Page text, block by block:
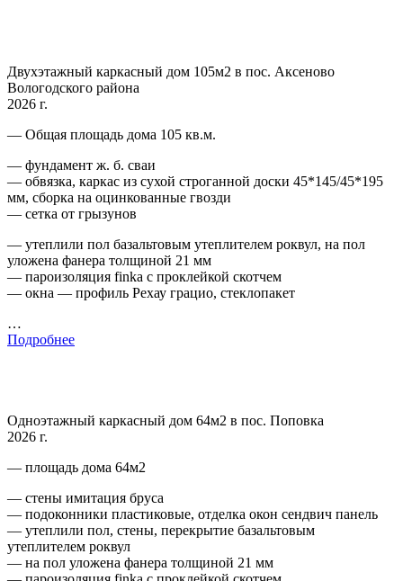
Двухэтажный каркасный дом 105м2 в пос. Аксеново
Вологодского района
2026 г.
— Общая площадь дома 105 кв.м.
— фундамент ж. б. сваи
— обвязка, каркас из сухой строганной доски 45*145/45*195
мм, сборка на оцинкованные гвозди
— сетка от грызунов
— утеплили пол базальтовым утеплителем роквул, на пол
уложена фанера толщиной 21 мм
— пароизоляция finka с проклейкой скотчем
— окна — профиль Рехау грацио, стеклопакет
…
Подробнее
Одноэтажный каркасный дом 64м2 в пос. Поповка
2026 г.
— площадь дома 64м2
— стены имитация бруса
— подоконники пластиковые, отделка окон сендвич панель
— утеплили пол, стены, перекрытие базальтовым
утеплителем роквул
— на пол уложена фанера толщиной 21 мм